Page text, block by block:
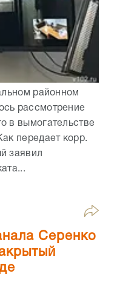
районном
рассмотрение
в вымогательстве
передает корр.
заявил
Серенко